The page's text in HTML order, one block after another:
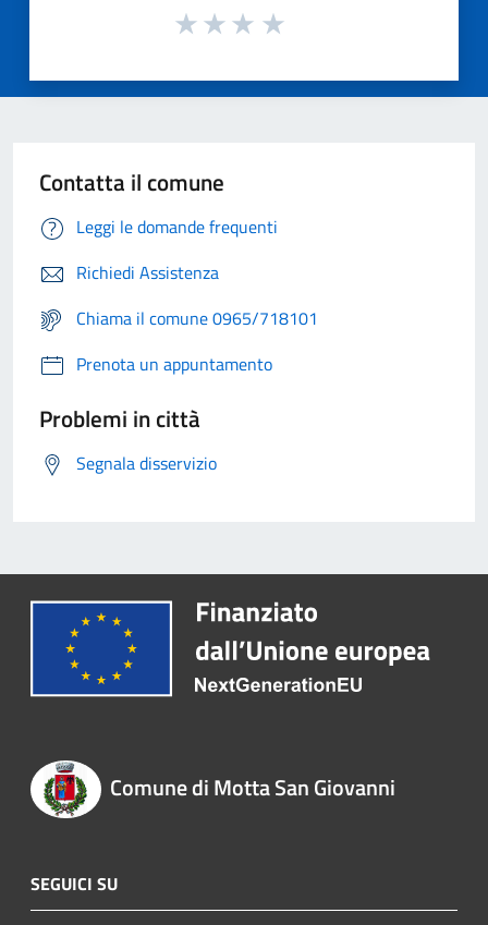
Contatta il comune
Leggi le domande frequenti
Richiedi Assistenza
Chiama il comune 0965/718101
Prenota un appuntamento
Problemi in città
Segnala disservizio
Comune di Motta San Giovanni
SEGUICI SU